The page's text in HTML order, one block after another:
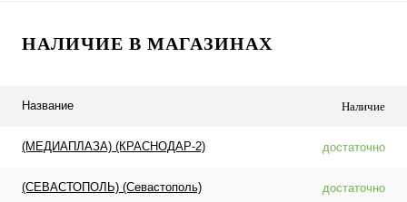
НАЛИЧИЕ В МАГАЗИНАХ
Название Наличие
(МЕДИАПЛАЗА) (КРАСНОДАР-2) достаточно
(СЕВАСТОПОЛЬ) (Севастополь) достаточно